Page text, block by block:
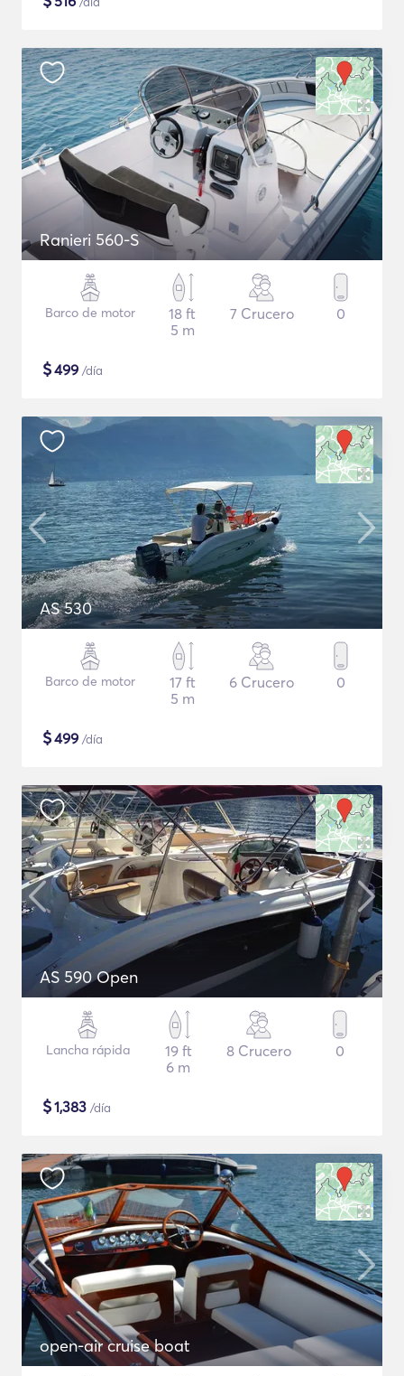
Ranieri 560-S
Barco de motor
18 ft
5 m
7 Crucero 0
$499 /día
AS 530
Barco de motor
17 ft
5 m
6 Crucero 0
$499 /día
AS 590 Open
Lancha rápida
19 ft
6 m
8 Crucero 0
$1,383 /día
open-air cruise boat